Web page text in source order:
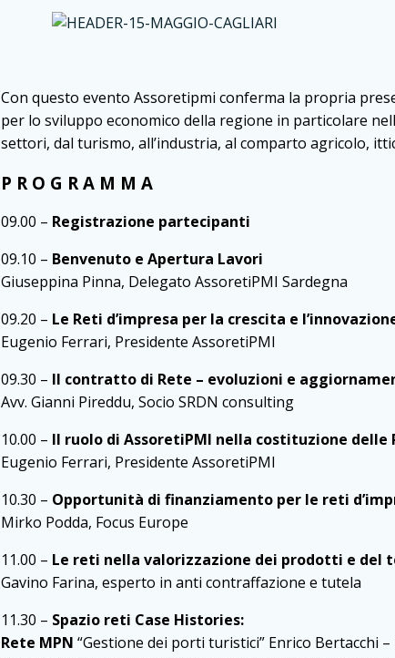
Con questo evento Assoretipmi conferma la propria
per lo sviluppo economico della regione in particolare
settori, dal turismo, all’industria, al comparto agricolo,
P R O G R A M M A
09.00 – Registrazione partecipanti
09.10 – Benvenuto e Apertura Lavori
Giuseppina Pinna, Delegato AssoretiPMI Sardegna
09.20 – Le Reti d’impresa per la crescita e
Eugenio Ferrari, Presidente AssoretiPMI
09.30 – Il contratto di Rete – evoluzioni e
Avv. Gianni Pireddu, Socio SRDN consulting
10.00 – Il ruolo di AssoretiPMI nella costituzione delle
Eugenio Ferrari, Presidente AssoretiPMI
10.30 – Opportunità di finanziamento per le reti
Mirko Podda, Focus Europe
11.00 – Le reti nella valorizzazione dei prodotti e del
Gavino Farina, esperto in anti contraffazione e tutela
11.30 – Spazio reti Case Histories:
Rete MPN “Gestione dei porti turistici” Enrico Bertacchi